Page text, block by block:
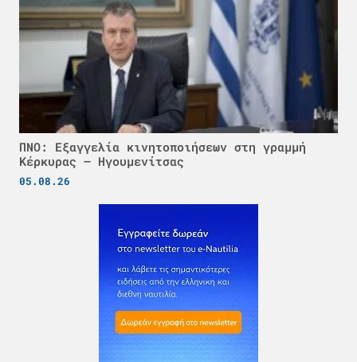
ΠΝΟ: Εξαγγελία κινητοποιήσεων στη γραμμή
Κέρκυρας – Ηγουμενίτσας
05.08.26